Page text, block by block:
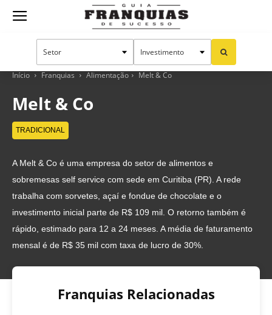
Guia
Franquias
Sucesso
Início Franquias Alimentação Melt & Co
Melt & Co
TRADICIONAL
A Melt & Co é uma empresa do setor de alimentos e
sobremesas self service com sede em Curitiba (PR). A rede
trabalha com sorvetes, açaí e fondue de chocolate e o
investimento inicial parte de R$ 109 mil. O retorno também é
rápido, estimado para 12 a 24 meses. A média de faturamento
mensal é de R$ 35 mil com taxa de lucro de 30%.
Franquias Relacionadas